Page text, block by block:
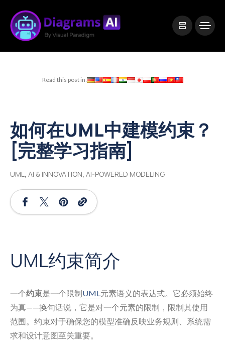
Read this post in:
如何在UML中建模约束？
[完整学习指南]
UML, AI & INNOVATION, AI-POWERED MODELING
UML约束简介
一个约束是一个限制UML元素语义的表达式。它必须始终
为真——换句话说，它是对一个元素的限制，限制其使用
范围。约束对于确保您的模型准确反映业务规则、系统需
求和设计意图至关重要。